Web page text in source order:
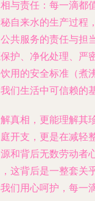
与责任：每一滴都
自来水的生产过程
共服务的责任与担
护、净化处理、严
用的安全标准（煮
们生活中可信赖的
真相，更能理解其
开支，更是在减轻
和背后无数劳动者
这背后是一整套关
们用心呵护，每一滴